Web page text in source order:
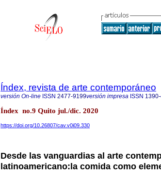
Índex, revista de arte contemporáneo
versión On-line ISSN 2477-9199versión impresa ISSN
Índex no.9 Quito jul./dic. 2020
https://doi.org/10.26807/cav.v0i09.330
Desde las vanguardias al arte
latinoamericano:la comida como